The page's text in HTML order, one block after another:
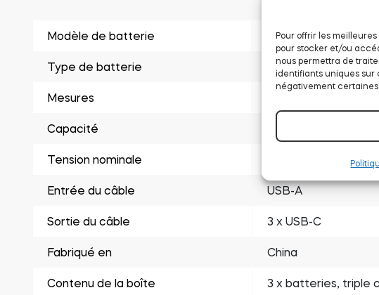
Pour offrir les
pour stocker et/ou
nous permettra de
identifiants uniques sur
négativement certaines
Modèle de batterie RCR123A
Type de batterie Lithium-Ion
Mesures
Capacité
Tension nominale
Entrée du câble USB-A
Sortie du câble 3 x USB-C
Fabriqué en China
Contenu de la boîte 3 x batteries, triple